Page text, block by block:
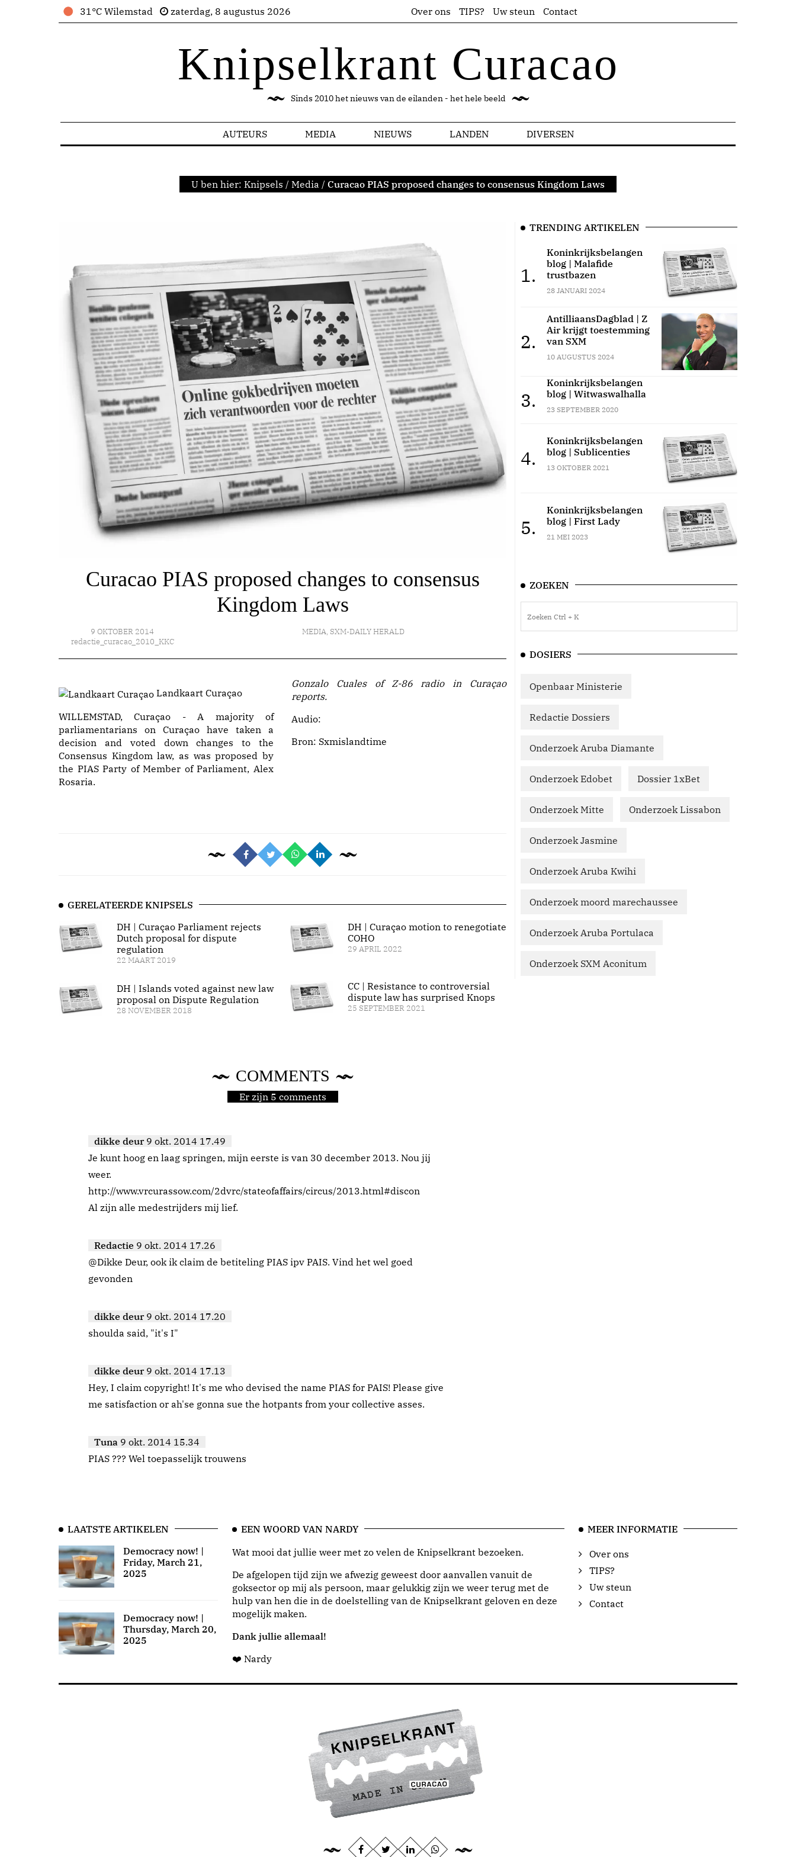
31°C Wilemstad zaterdag, 8 augustus 2026 Over ons TIPS? Uw steun Contact
Knipselkrant Curacao
Sinds 2010 het nieuws van de eilanden - het hele beeld
AUTEURS MEDIA NIEUWS LANDEN DIVERSEN
U ben hier: Knipsels / Media / Curacao PIAS proposed changes to consensus Kingdom Laws
Curacao PIAS proposed changes to consensus
Kingdom Laws
9 OKTOBER 2014
redactie_curacao_2010_KKC
MEDIA, SXM-DAILY HERALD
Landkaart Curaçao
WILLEMSTAD, Curaçao - A majority of
parliamentarians on Curaçao have taken a
decision and voted down changes to the
Consensus Kingdom law, as was proposed by
the PIAS Party of Member of Parliament, Alex
Rosaria.
Gonzalo Cuales of Z-86 radio in Curaçao
reports.
Audio:
Bron: Sxmislandtime
GERELATEERDE KNIPSELS
DH | Curaçao Parliament rejects
Dutch proposal for dispute
regulation
22 MAART 2019
DH | Islands voted against new law
proposal on Dispute Regulation
28 NOVEMBER 2018
DH | Curaçao motion to renegotiate
COHO
29 APRIL 2022
CC | Resistance to controversial
dispute law has surprised Knops
25 SEPTEMBER 2021
COMMENTS
Er zijn 5 comments
dikke deur 9 okt. 2014 17.49
Je kunt hoog en laag springen, mijn eerste is van 30 december 2013. Nou jij
weer.
http://www.vrcurassow.com/2dvrc/stateofaffairs/circus/2013.html#discon
Al zijn alle medestrijders mij lief.
Redactie 9 okt. 2014 17.26
@Dikke Deur, ook ik claim de betiteling PIAS ipv PAIS. Vind het wel goed
gevonden
dikke deur 9 okt. 2014 17.20
shoulda said, "it's I"
dikke deur 9 okt. 2014 17.13
Hey, I claim copyright! It's me who devised the name PIAS for PAIS! Please give
me satisfaction or ah'se gonna sue the hotpants from your collective asses.
Tuna 9 okt. 2014 15.34
PIAS ??? Wel toepasselijk trouwens
TRENDING ARTIKELEN
1.
Koninkrijksbelangen
blog | Malafide
trustbazen
28 JANUARI 2024
2.
AntilliaansDagblad | Z
Air krijgt toestemming
van SXM
10 AUGUSTUS 2024
3.
Koninkrijksbelangen
blog | Witwaswalhalla
23 SEPTEMBER 2020
4.
Koninkrijksbelangen
blog | Sublicenties
13 OKTOBER 2021
5.
Koninkrijksbelangen
blog | First Lady
21 MEI 2023
ZOEKEN
DOSIERS
Openbaar Ministerie
Redactie Dossiers
Onderzoek Aruba Diamante
Onderzoek Edobet Dossier 1xBet
Onderzoek Mitte Onderzoek Lissabon
Onderzoek Jasmine
Onderzoek Aruba Kwihi
Onderzoek moord marechaussee
Onderzoek Aruba Portulaca
Onderzoek SXM Aconitum
LAATSTE ARTIKELEN
Democracy now! |
Friday, March 21,
2025
Democracy now! |
Thursday, March 20,
2025
EEN WOORD VAN NARDY
Wat mooi dat jullie weer met zo velen de Knipselkrant bezoeken.
De afgelopen tijd zijn we afwezig geweest door aanvallen vanuit de
goksector op mij als persoon, maar gelukkig zijn we weer terug met de
hulp van hen die in de doelstelling van de Knipselkrant geloven en deze
mogelijk maken.
Dank jullie allemaal!
❤️ Nardy
MEER INFORMATIE
Over ons
TIPS?
Uw steun
Contact